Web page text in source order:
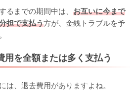
るまでの期間中は、 お互いに今まで
担で支払う方が、金銭トラブルを予
用を全額または多く支払う
は、退去費用がありますよね。